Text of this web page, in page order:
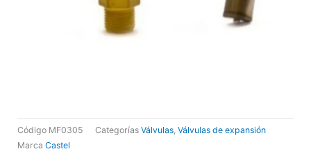
Código MF0305 Categorías Válvulas, Válvulas de expansión
Marca Castel